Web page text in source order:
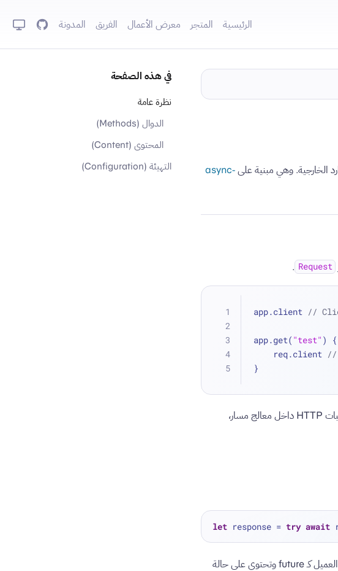
الرئيسية المتجر معرض الأعمال الفريق المدونة GitHub
async-
Request
.
app.client //
app.get( "test" ) {
    req.client
//
}
يُعَد عميل التطبيق مفيدًا لإجراء طلبات HTTP أثناء وقت التهيئة. إذا كنت تُجري طلبات HTTP داخل معالج مسار،
let response = try await
. تُرجَع استجابة العميل كـ future وتحتوي على حالة
في هذه الصفحة
نظرة عامة
الدوال (Methods)
المحتوى (Content)
التهيئة (Configuration)